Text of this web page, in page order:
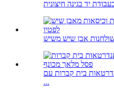
בית קברות עם
...